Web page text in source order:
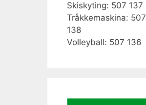
Skiskyting: 507 137
Tråkkemaskina: 507
138
Volleyball: 507 136